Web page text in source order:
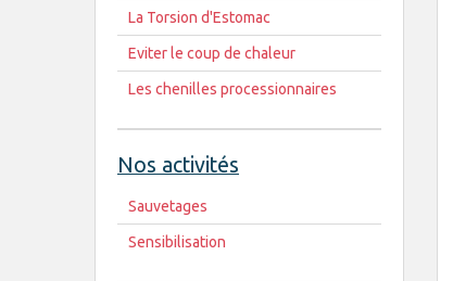
La Torsion d'Estomac
Eviter le coup de chaleur
Les chenilles processionnaires
Nos activités
Sauvetages
Sensibilisation